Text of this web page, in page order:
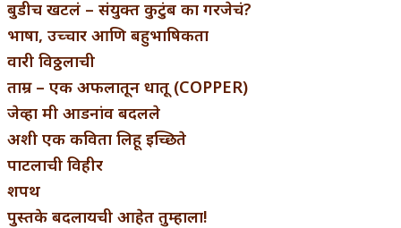
बुडीच खटलं – संयुक्त कुटुंब का गरजेचं?
भाषा, उच्चार आणि बहुभाषिकता
वारी विठ्ठलाची
ताम्र – एक अफलातून धातू (COPPER)
जेव्हा मी आडनांव बदलले
अशी एक कविता लिहू इच्छिते
पाटलाची विहीर
शपथ
पुस्तके बदलायची आहेत तुम्हाला!